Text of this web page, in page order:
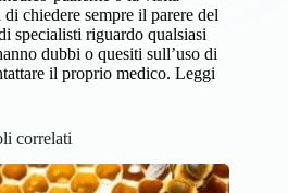
chiedere sempre il parere del
specialisti riguardo qualsiasi
dubbi o quesiti sull’uso di
il proprio medico. Leggi
correlati